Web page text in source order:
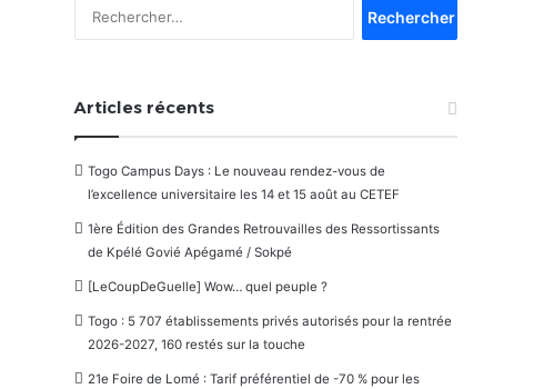
Articles récents
Togo Campus Days : Le nouveau rendez-vous de
l’excellence universitaire les 14 et 15 août au CETEF
1ère Édition des Grandes Retrouvailles des Ressortissants
de Kpélé Govié Apégamé / Sokpé
[LeCoupDeGuelle] Wow… quel peuple ?
Togo : 5 707 établissements privés autorisés pour la rentrée
2026-2027, 160 restés sur la touche
21e Foire de Lomé : Tarif préférentiel de -70 % pour les